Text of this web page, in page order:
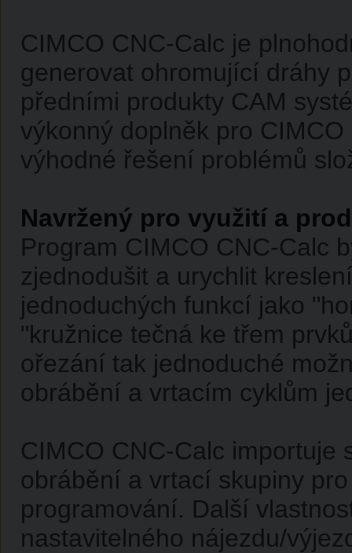
CIMCO CNC-Calc je
generovat ohromující dráhy
předními produkty CAM
výkonný doplněk pro
výhodné řešení problémů
Navržený pro využití a
Program CIMCO CNC-Calc
zjednodušit a urychlit
jednoduchých funkcí jako
"kružnice tečná ke třem
ořezání tak jednoduché
obrábění a vrtacím cyklům
CIMCO CNC-Calc importuje
obrábění a vrtací skupiny
programování. Další
nastavitelného nájezdu/